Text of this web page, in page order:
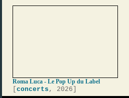
Roma Luca - Le Pop Up du Label
[concerts , 2026]